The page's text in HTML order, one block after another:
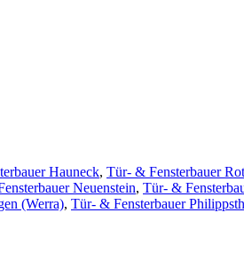
Hauneck, Tür- & Fensterbauer
Neuenstein, Tür- &
(Werra), Tür- & Fensterbauer